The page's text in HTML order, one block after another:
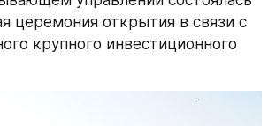
церемония открытия в связи с
крупного инвестиционного